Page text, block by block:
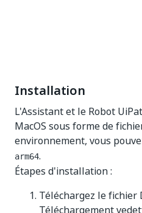
Installation
L'Assistant et le Robot
MacOS sous forme de
environnement, vous
arm64.
Étapes d'installation :
Téléchargez le fichier
Téléchargement